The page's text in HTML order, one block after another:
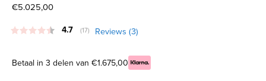
€5.025,00
Gemiddelde beoordeling:
4.7 (aantal stemmen:
17) Reviews (3)
Betaal in 3 delen van €1.675,00